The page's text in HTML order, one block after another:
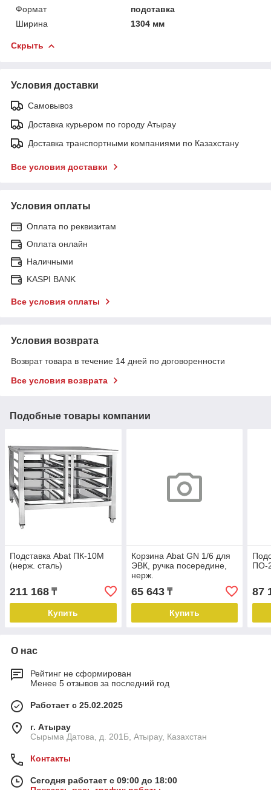
Формат
подставка
Ширина
1304 мм
Скрыть
Условия доставки
Самовывоз
Доставка курьером по городу Атырау
Доставка транспортными компаниями по Казахстану
Все условия доставки
Условия оплаты
Оплата по реквизитам
Оплата онлайн
Наличными
KASPI BANK
Все условия оплаты
Условия возврата
Возврат товара в течение 14 дней по договоренности
Все условия возврата
Подобные товары компании
Подставка Abat ПК-10М
(нерж. сталь)
211 168 ₸
Купить
Корзина Abat GN 1/6 для
ЭВК, ручка посередине,
нерж.
65 643₸
Купить
ПО-
87
О нас
Рейтинг не сформирован
Менее 5 отзывов за последний год
Работает с 25.02.2025
г. Атырау
Сырыма Датова, д. 201Б, Атырау, Казахстан
Контакты
Сегодня работает с 09:00 до 18:00